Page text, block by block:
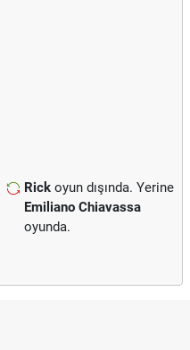
Rick oyun dışında. Yerine
Emiliano Chiavassa
oyunda.